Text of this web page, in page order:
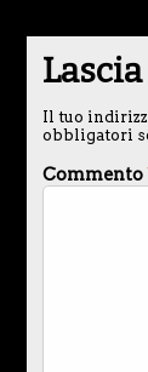
Il tuo
obbligatori
Commento